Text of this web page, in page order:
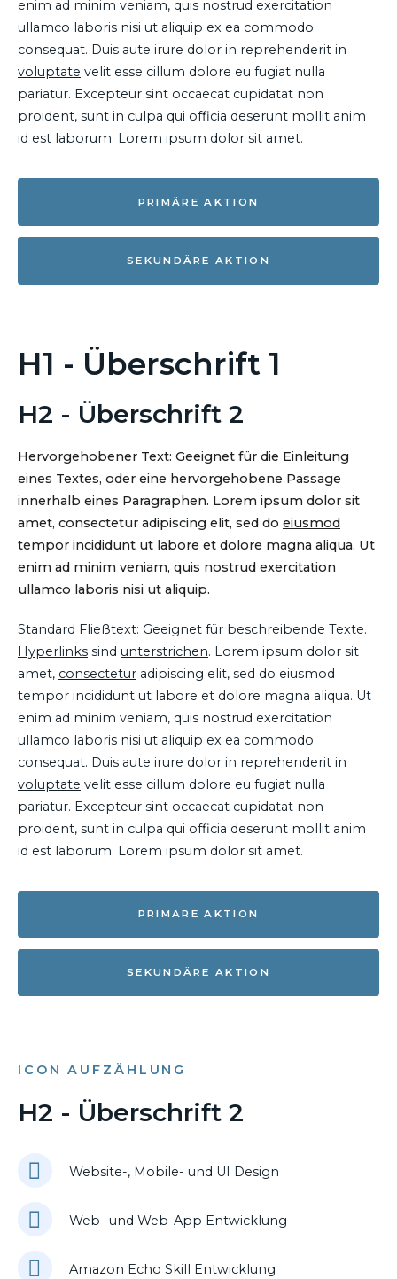
enim ad minim veniam, quis nostrud exercitation
ullamco laboris nisi ut aliquip ex ea commodo
consequat. Duis aute irure dolor in reprehenderit in
voluptate velit esse cillum dolore eu fugiat nulla
pariatur. Excepteur sint occaecat cupidatat non
proident, sunt in culpa qui officia deserunt mollit anim
id est laborum. Lorem ipsum dolor sit amet.
PRIMÄRE AKTION
SEKUNDÄRE AKTION
H1 - Überschrift 1
H2 - Überschrift 2
Hervorgehobener Text: Geeignet für die Einleitung
eines Textes, oder eine hervorgehobene Passage
innerhalb eines Paragraphen. Lorem ipsum dolor sit
amet, consectetur adipiscing elit, sed do eiusmod
tempor incididunt ut labore et dolore magna aliqua. Ut
enim ad minim veniam, quis nostrud exercitation
ullamco laboris nisi ut aliquip.
Standard Fließtext: Geeignet für beschreibende Texte.
Hyperlinks sind unterstrichen. Lorem ipsum dolor sit
amet, consectetur adipiscing elit, sed do eiusmod
tempor incididunt ut labore et dolore magna aliqua. Ut
enim ad minim veniam, quis nostrud exercitation
ullamco laboris nisi ut aliquip ex ea commodo
consequat. Duis aute irure dolor in reprehenderit in
voluptate velit esse cillum dolore eu fugiat nulla
pariatur. Excepteur sint occaecat cupidatat non
proident, sunt in culpa qui officia deserunt mollit anim
id est laborum. Lorem ipsum dolor sit amet.
PRIMÄRE AKTION
SEKUNDÄRE AKTION
ICON AUFZÄHLUNG
H2 - Überschrift 2
Website-, Mobile- und UI Design
Web- und Web-App Entwicklung
Amazon Echo Skill Entwicklung